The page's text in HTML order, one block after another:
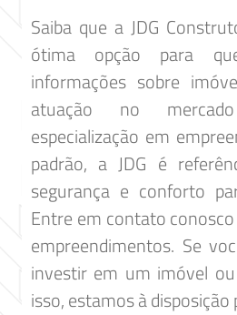
Saiba que a JDG
ótima opção para
informações sobre
atuação no
especialização em
padrão, a JDG é
segurança e conforto
Entre em contato
empreendimentos. Se
investir em um imóvel
isso, estamos à disposição